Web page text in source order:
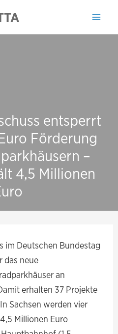
entsperrt
Förderung
–
4,5 Millionen
im Deutschen Bundestag
das neue
an
erhalten 37 Projekte
Sachsen werden vier
Millionen Euro